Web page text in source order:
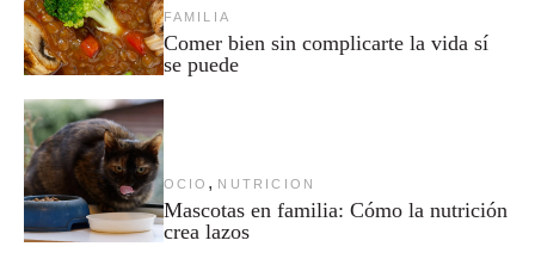
FAMILIA
Comer bien sin complicarte la vida sí
se puede
OCIO , NUTRICION
Mascotas en familia: Cómo la nutrición
crea lazos